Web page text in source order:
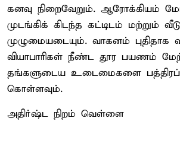
கனவு நிறைவேறும். ஆரோக்கியம்
முடங்கிக் கிடந்த கட்டிடம் மற்றும்
முழுமையடையும். வாகனம் புதிதாக
வியாபாரிகள் நீண்ட தூர பயணம்
தங்களுடைய உடைமைகளை
கொள்ளவும்.
அதிர்ஷ்ட நிறம் வெள்ளை